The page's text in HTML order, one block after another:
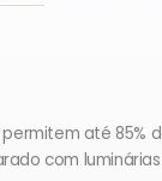
até 85%
com